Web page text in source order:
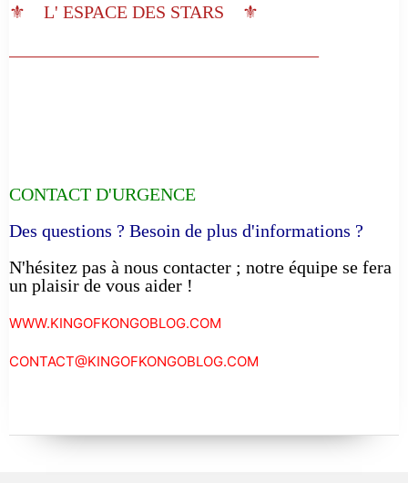
⚜️ L' ESPACE DES STARS ⚜️
CONTACT D'URGENCE
Des questions ? Besoin de plus d'informations ?
N'hésitez pas à nous contacter ; notre équipe se fera
un plaisir de vous aider !
WWW.KINGOFKONGOBLOG.COM
CONTACT@KINGOFKONGOBLOG.COM